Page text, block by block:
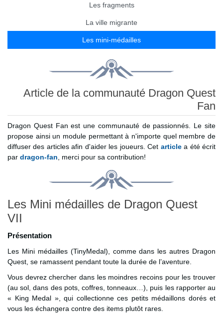
Les fragments
La ville migrante
Les mini-médailles
Article de la communauté Dragon Quest
Fan
Dragon Quest Fan est une communauté de passionnés. Le site
propose ainsi un module permettant à n'importe quel membre de
diffuser des articles afin d'aider les joueurs. Cet articlea été écrit
par dragon-fan , merci pour sa contribution!
Les Mini médailles de Dragon Quest
VII
Présentation
Les Mini médailles (TinyMedal), comme dans les autres Dragon
Quest, se ramassent pendant toute la durée de l’aventure.
Vous devrez chercher dans les moindres recoins pour les trouver
(au sol, dans des pots, coffres, tonneaux…), puis les rapporter au
« King Medal », qui collectionne ces petits médaillons dorés et
vous les échangera contre des items plutôt rares.